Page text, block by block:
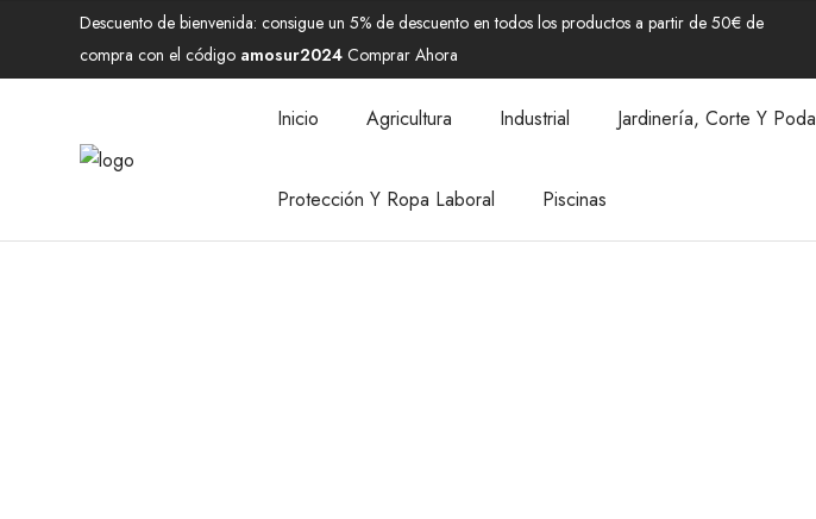
Descuento de bienvenida: consigue un 5% de descuento en todos los productos a partir de 50€ de
compra con el código amosur2024 Comprar Ahora
Inicio Agricultura Industrial Jardinería, Corte Y Poda
Protección Y Ropa Laboral Piscinas